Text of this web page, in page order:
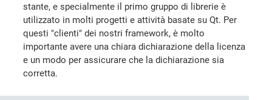
stante, e specialmente il primo gruppo di librerie è
utilizzato in molti progetti e attività basate su Qt. Per
questi "clienti" dei nostri framework, è molto
importante avere una chiara dichiarazione della licenza
e un modo per assicurare che la dichiarazione sia
corretta.